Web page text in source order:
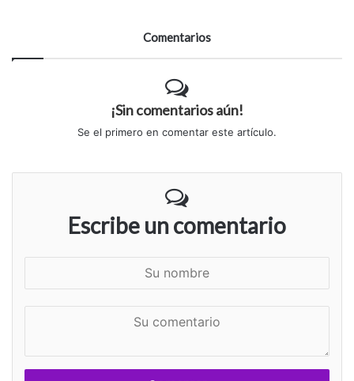
Comentarios
¡Sin comentarios aún!
Se el primero en comentar este artículo.
Escribe un comentario